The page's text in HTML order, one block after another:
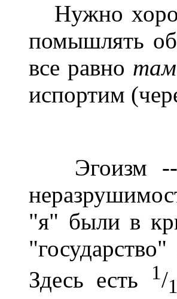
Нужно
помышлять
все равно там
испортим
Эгоизм --
"я" были в
Здесь есть
1/